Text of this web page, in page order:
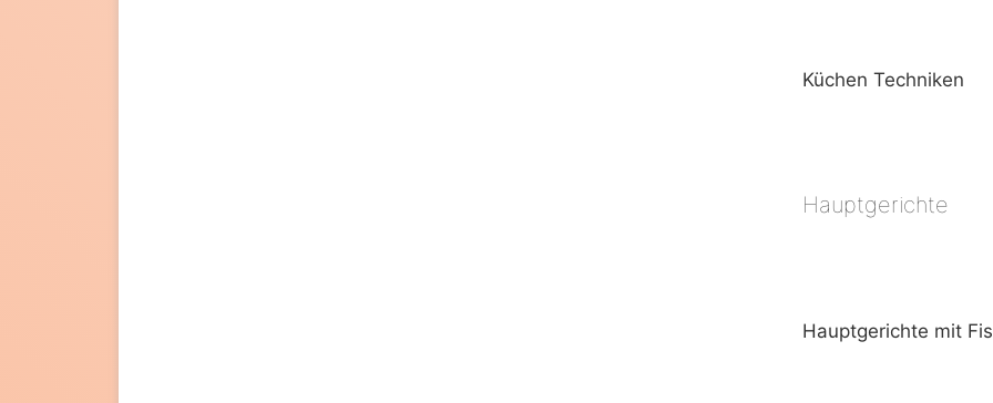
Küchen Techniken
Hauptgerichte
Hauptgerichte mit